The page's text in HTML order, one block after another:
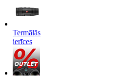
Termālās
ierīces